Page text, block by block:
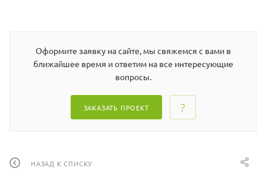
Оформите заявку на сайте, мы свяжемся с вами в
ближайшее время и ответим на все интересующие
вопросы.
ЗАКАЗАТЬ ПРОЕКТ
НАЗАД К СПИСКУ